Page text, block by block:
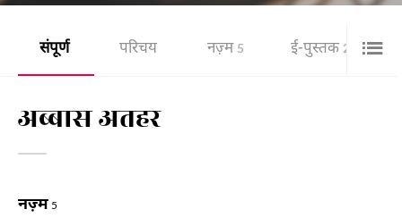
संपूर्ण परिचय नज़्म 5 ई-पुस्तक 2
अब्बास अतहर
नज़्म 5